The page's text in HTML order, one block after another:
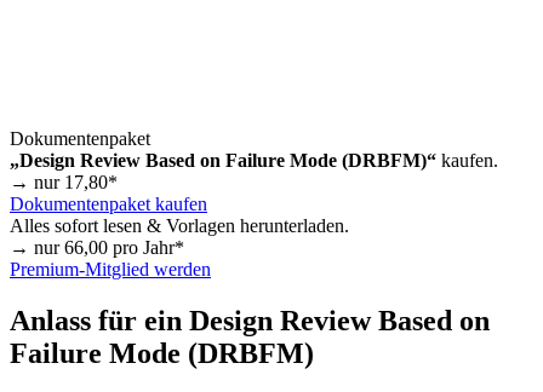
Dokumentenpaket
„Design Review Based on Failure Mode (DRBFM)“ kaufen.
→ nur 17,80*
Dokumentenpaket kaufen
Alles sofort lesen & Vorlagen herunterladen.
→ nur66,00 pro Jahr*
Premium-Mitglied werden
Anlass für ein Design Review Based on
Failure Mode (DRBFM)